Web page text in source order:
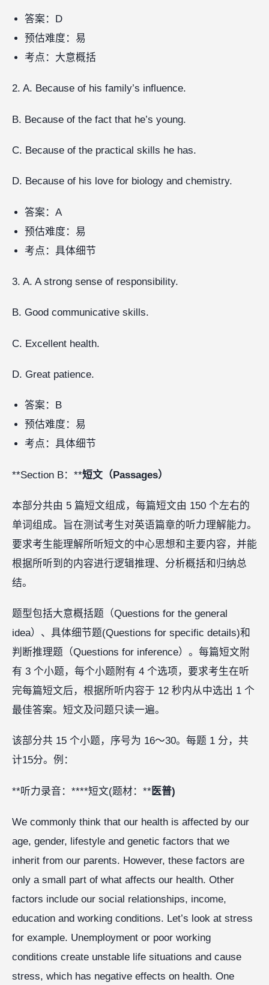
答案：D
预估难度：易
考点：大意概括
2. A. Because of his family’s influence.
B. Because of the fact that he’s young.
C. Because of the practical skills he has.
D. Because of his love for biology and chemistry.
答案：A
预估难度：易
考点：具体细节
3. A. A strong sense of responsibility.
B. Good communicative skills.
C. Excellent health.
D. Great patience.
答案：B
预估难度：易
考点：具体细节
**Section B：**短文（Passages）
本部分共由 5 篇短文组成，每篇短文由 150 个左右的
单词组成。旨在测试考生对英语篇章的听力理解能力。
要求考生能理解所听短文的中心思想和主要内容，并能
根据所听到的内容进行逻辑推理、分析概括和归纳总
结。
题型包括大意概括题（Questions for the general
idea）、具体细节题(Questions for specific details)和
判断推理题（Questions for inference）。每篇短文附
有 3 个小题，每个小题附有 4 个选项，要求考生在听
完每篇短文后，根据所听内容于 12 秒内从中选出 1 个
最佳答案。短文及问题只读一遍。
该部分共 15 个小题，序号为 16～30。每题 1 分，共
计15分。例：
**听力录音：****短文(题材：**医普)
We commonly think that our health is affected by our
age, gender, lifestyle and genetic factors that we
inherit from our parents. However, these factors are
only a small part of what affects our health. Other
factors include our social relationships, income,
education and working conditions. Let’s look at stress
for example. Unemployment or poor working
conditions create unstable life situations and cause
stress, which has negative effects on health. One